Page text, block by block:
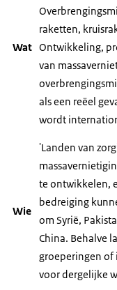
Wat
raketten,
Ontwikkeling,
van
als een reëel
wordt
Wie
'Landen van
te ontwikkelen,
bedreiging
om Syrië,
China. Behalve
groeperingen of
voor dergelijke